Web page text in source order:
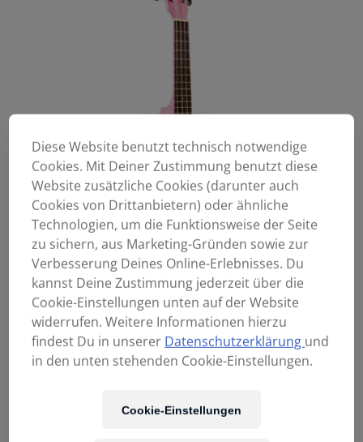
Diese Website benutzt technisch notwendige
Cookies. Mit Deiner Zustimmung benutzt diese
Website zusätzliche Cookies (darunter auch
Cookies von Drittanbietern) oder ähnliche
Technologien, um die Funktionsweise der Seite
zu sichern, aus Marketing-Gründen sowie zur
Verbesserung Deines Online-Erlebnisses. Du
kannst Deine Zustimmung jederzeit über die
Cookie-Einstellungen unten auf der Website
widerrufen. Weitere Informationen hierzu
findest Du in unserer Datenschutzerklärung und
in den unten stehenden Cookie-Einstellungen.
Cookie-Einstellungen